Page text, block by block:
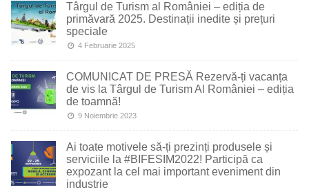
Târgul de Turism al României – ediția de
primăvară 2025. Destinații inedite și prețuri
speciale
4 Februarie 2025
COMUNICAT DE PRESĂ Rezervă-ți vacanța
de vis la Târgul de Turism Al României – ediția
de toamnă!
9 Noiembrie 2023
Ai toate motivele să-ți prezinți produsele și
serviciile la #BIFESIM2022! Participă ca
expozant la cel mai important eveniment din
industrie